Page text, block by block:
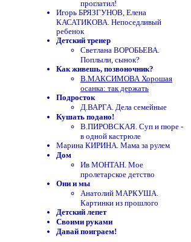
проглатил!
Игорь БРЯЗГУНОВ, Елена
КАСАТИКОВА. Непоседливый
ребенок
Детский тренер
Светлана ВОРОБЬЕВА.
Поплыли, сынок?
Как живешь, позвоночник?
В.МАКСИМОВА Хорошая
осанка: так держать
Подросток
Д.ВАРГА. Дела семейные
Кушать подано!
В.ПИРОВСКАЯ. Суп и пюре -
в одной кастрюле
Марина КИРИНА. Мама за рулем
Дом
Ив МОНТАН. Мое
пролетарское детство
Они и мы
Анатолий МАРКУША.
Картинки из прошлого
Детский лепет
Своими руками
Давай поиграем!